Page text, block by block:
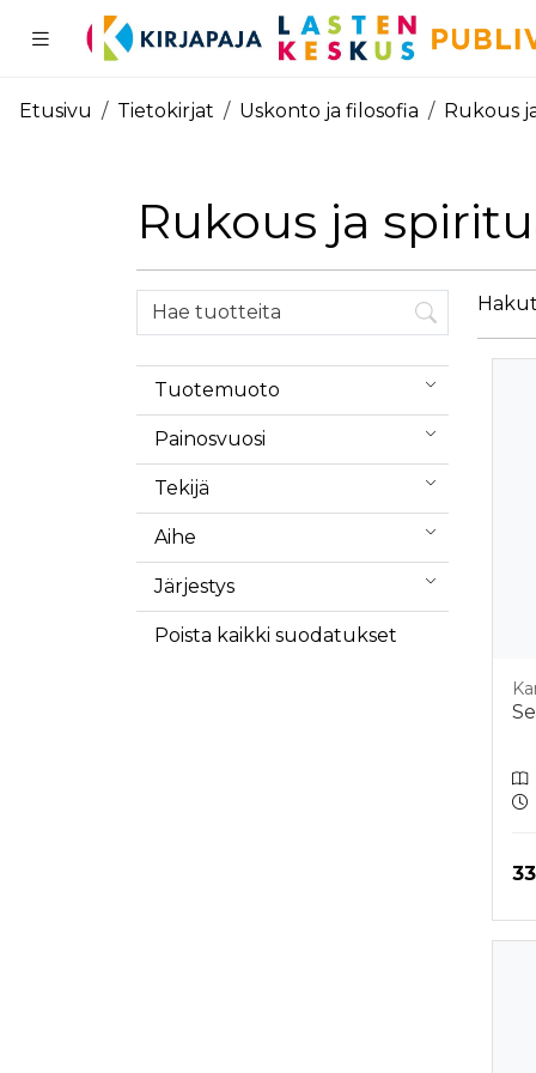
Etusivu Tietokirjat Uskonto ja filosofia Rukous
Rukous ja
Tuotemuoto
Painosvuosi
Tekijä
Aihe
Järjestys
Poista kaikki suodatukset